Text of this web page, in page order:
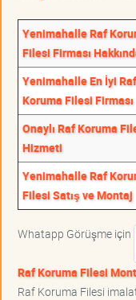
Yenimahalle Raf
Filesi Firması
Yenimahalle En İyi Raf
Koruma Filesi Firması
Onaylı Raf Koruma
Hizmeti
Yenimahalle Raf
Filesi Satış ve Montaj
Whatapp Görüşme için
Raf Koruma Filesi
Raf Koruma Filesi